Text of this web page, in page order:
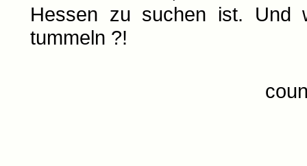
Hessen zu suchen ist. Und
tummeln ?!